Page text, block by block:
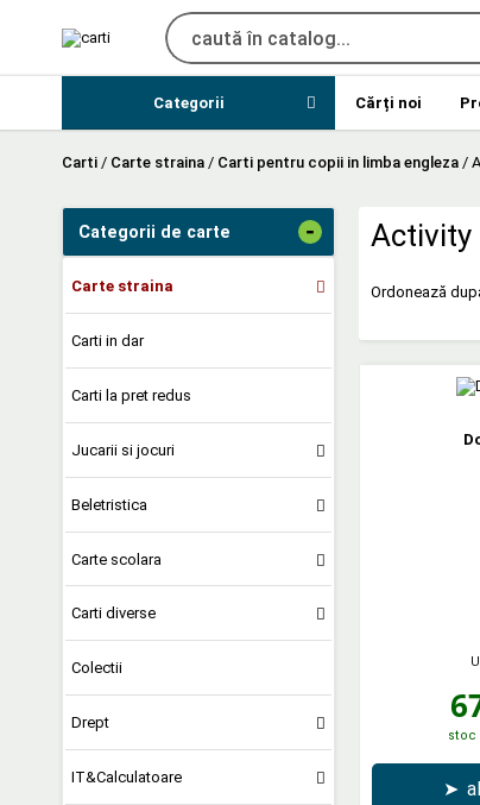
Categorii Cărți noi
Carti / Carte straina / Carti pentru copii in limba engleza /
Categorii de carte -
Carte straina
Carti in dar
Carti la pret redus
Jucarii si jocuri
Beletristica
Carte scolara
Carti diverse
Colectii
Drept
IT&Calculatoare
Activity
Ordonează
stoc
➤